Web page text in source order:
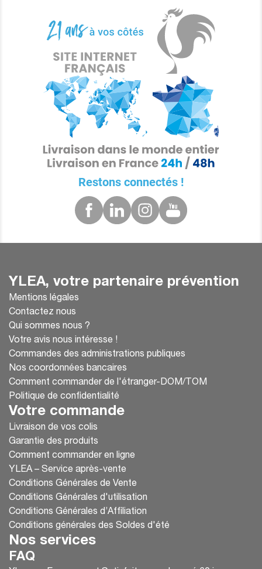
Restons connectés !
YLEA, votre partenaire prévention
Mentions légales
Contactez nous
Qui sommes nous ?
Votre avis nous intéresse !
Commandes des administrations publiques
Nos coordonnées bancaires
Comment commander de l'étranger-DOM/TOM
Politique de confidentialité
Votre commande
Livraison de vos colis
Garantie des produits
Comment commander en ligne
YLEA – Service après-vente
Conditions Générales de Vente
Conditions Générales d'utilisation
Conditions Générales d’Affiliation
Conditions générales des Soldes d'été
Nos services
FAQ